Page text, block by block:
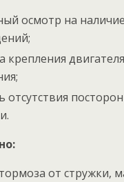
осмотр на наличие
крепления
отсутствия
от стружки,